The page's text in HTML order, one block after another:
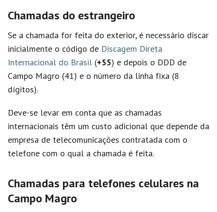
Chamadas do estrangeiro
Se a chamada for feita do exterior, é necessário discar
inicialmente o código de Discagem Direta
Internacional do Brasil (+55) e depois o DDD de
Campo Magro (41) e o número da linha fixa (8
dígitos).
Deve-se levar em conta que as chamadas
internacionais têm um custo adicional que depende da
empresa de telecomunicações contratada com o
telefone com o qual a chamada é feita.
Chamadas para telefones celulares na
Campo Magro